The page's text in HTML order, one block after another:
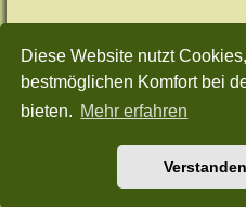
Diese Website nutzt
bestmöglichen Komfort bei
bieten. Mehr erfahren
Sudden-Strike-Maps.de Hauptseite
Powered byphpBB® Forum Software ©
Style: Green-Style-Split by Joyce&Luna
Nutzungsbedingungen